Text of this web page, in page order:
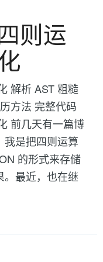
则运
解析 AST 粗糙
方法 完整代码
前几天有一篇博
我是把四则运算
的形式来存储
最近，也在继